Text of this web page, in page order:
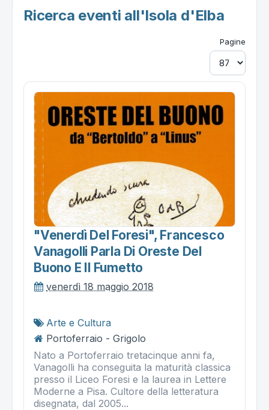
Ricerca eventi all'Isola d'Elba
Pagine
"venerdì Del Foresi", Francesco
Vanagolli Parla Di Oreste Del
Buono E Il Fumetto
venerdì 18 maggio 2018
Arte e Cultura
Portoferraio - Grigolo
Nato a Portoferraio tretacinque anni fa,
Vanagolli ha conseguita la maturità classica
presso il Liceo Foresi e la laurea in Lettere
Moderne a Pisa. Cultore della letteratura
disegnata, dal 2005...